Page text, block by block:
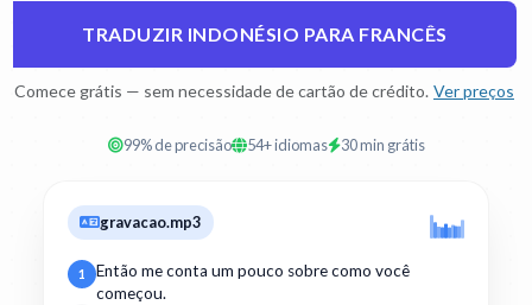
TRADUZIR INDONÉSIO PARA FRANCÊS
Comece grátis — sem necessidade de cartão de crédito. Ver preços
99% de precisão 54+ idiomas 30 min grátis
gravacao.mp3
1
Então me conta um pouco sobre como você
começou.